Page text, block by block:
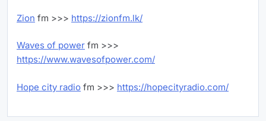
Zion fm >>> https://zionfm.lk/
Waves of power fm >>>
https://www.wavesofpower.com/
Hope city radio fm >>> https://hopecityradio.com/